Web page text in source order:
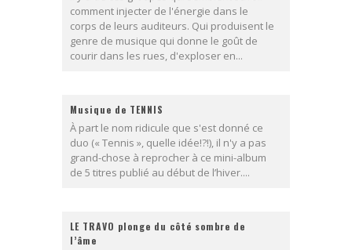
comment injecter de l'énergie dans le
corps de leurs auditeurs. Qui produisent le
genre de musique qui donne le goût de
courir dans les rues, d'exploser en...
Musique de TENNIS
À part le nom ridicule que s'est donné ce
duo (« Tennis », quelle idée!?!), il n'y a pas
grand-chose à reprocher à ce mini-album
de 5 titres publié au début de l’hiver....
LE TRAVO plonge du côté sombre de
l’âme